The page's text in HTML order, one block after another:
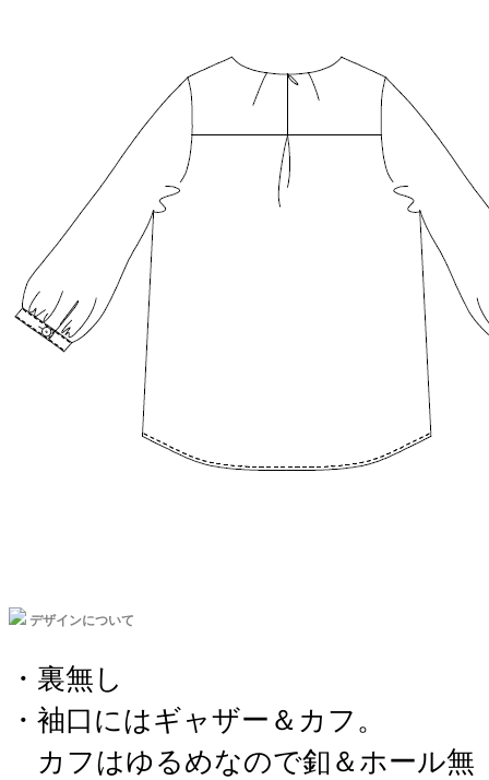
デザインについて
・裏無し
・袖口にはギャザー＆カフ。
カフはゆるめなので釦＆ホール無